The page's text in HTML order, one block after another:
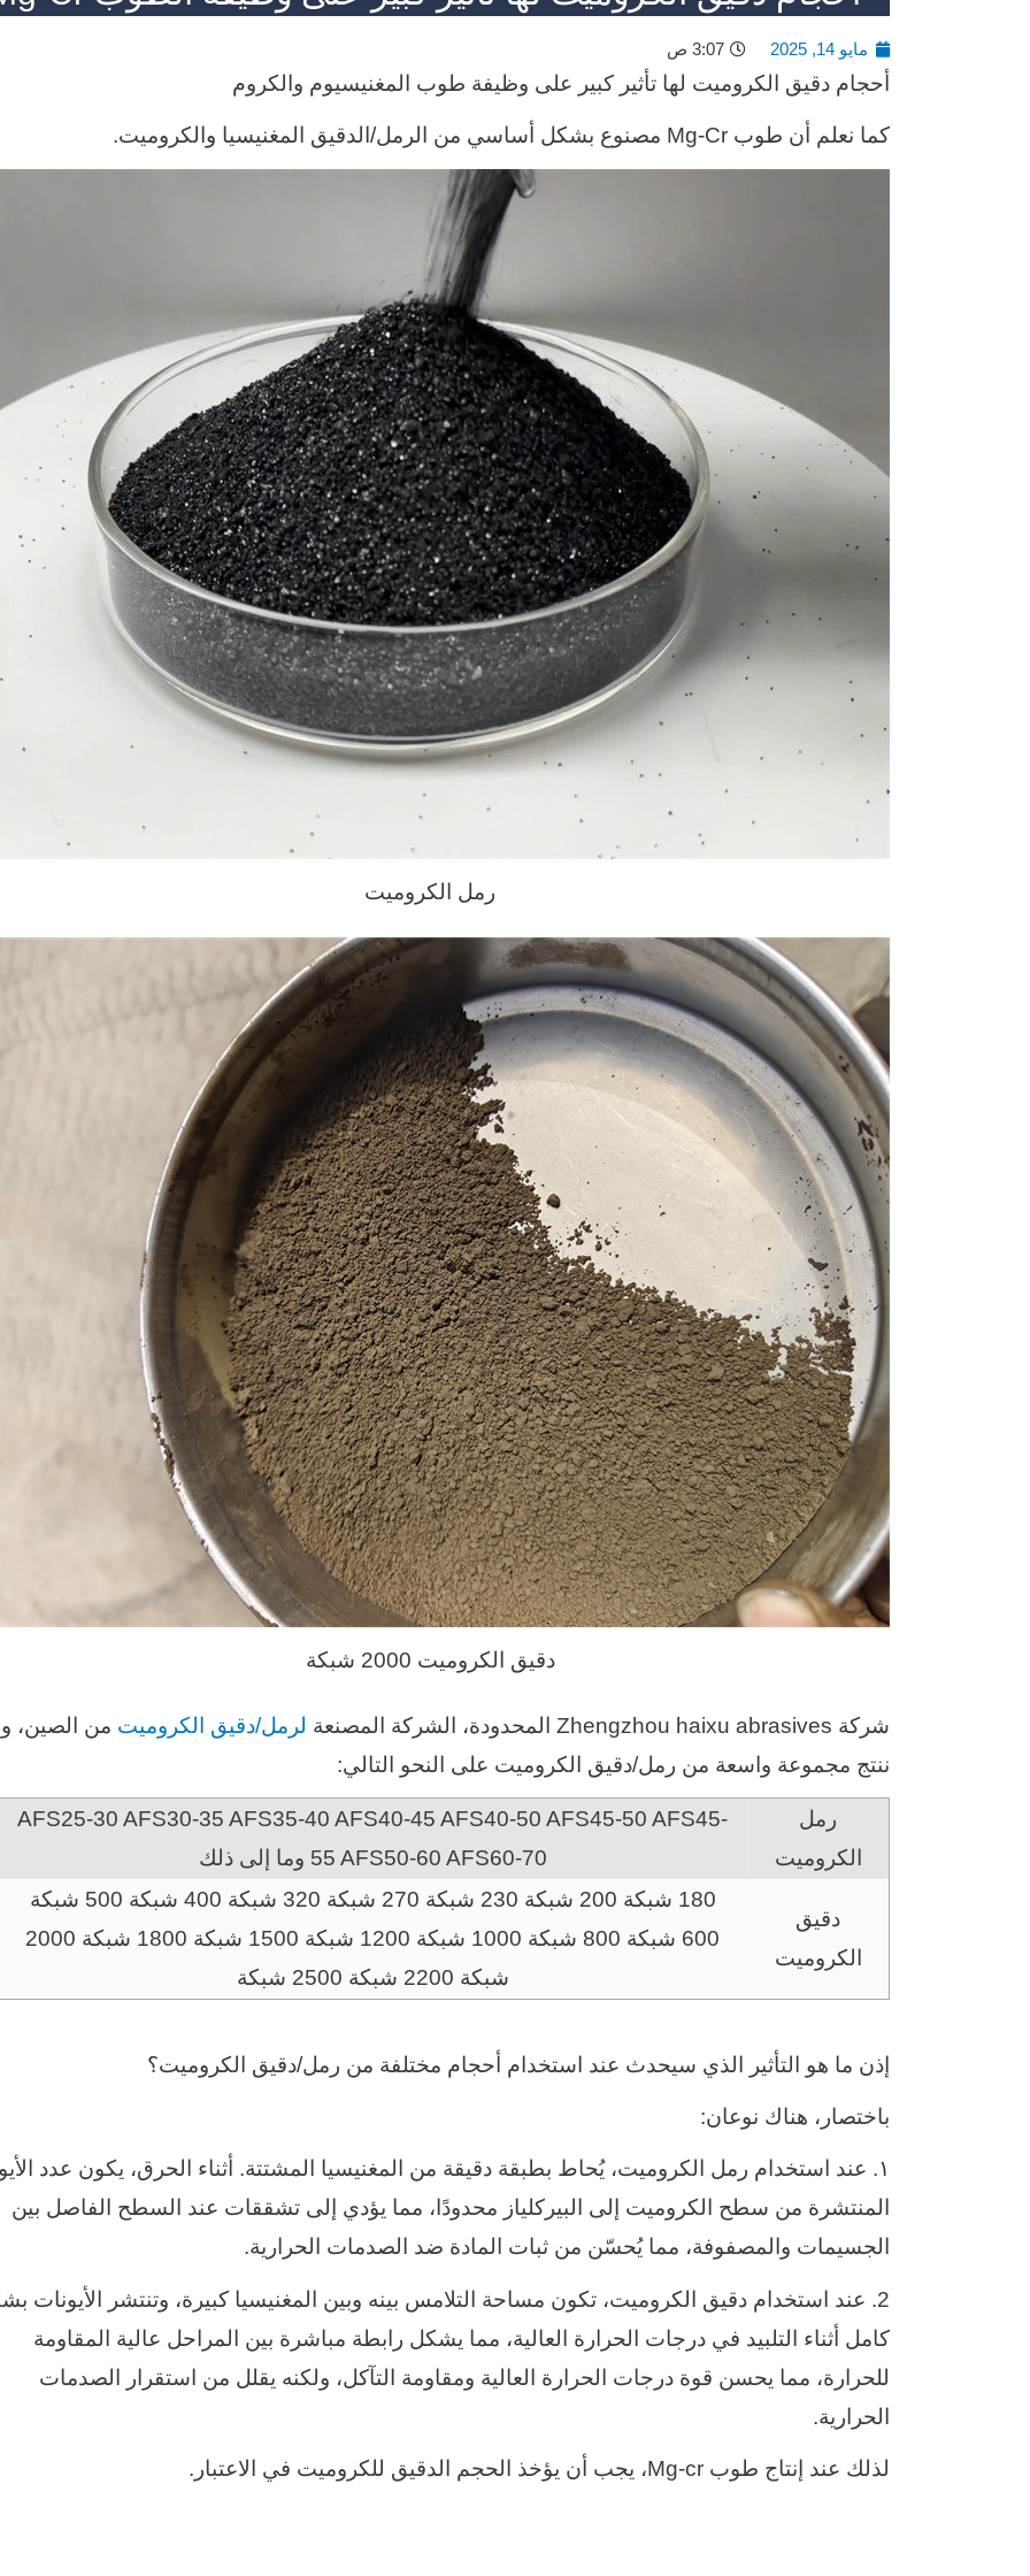
مايو 14, 2025 3:07 ص
أحجام دقيق الكروميت لها تأثير كبير على وظيفة طوب المغنيسيوم والكروم
كما نعلم أن طوب Mg-Cr مصنوع بشكل أساسي من الرمل/الدقيق المغنيسيا والكروميت.
رمل الكروميت
دقيق الكروميت 2000 شبكة
شركة Zhengzhou haixu abrasives المحدودة، الشركة المصنعة لرمل/دقيق الكروميت من الصين،
ننتج مجموعة واسعة من رمل/دقيق الكروميت على النحو التالي:
رمل
الكروميت
AFS25-30 AFS30-35 AFS35-40 AFS40-45 AFS40-50 AFS45-50 AFS45-
55 AFS50-60 AFS60-70 وما إلى ذلك
دقيق
الكروميت
180 شبكة 200 شبكة 230 شبكة 270 شبكة 320 شبكة 400 شبكة 500 شبكة
600 شبكة 800 شبكة 1000 شبكة 1200 شبكة 1500 شبكة 1800 شبكة 2000
شبكة 2200 شبكة 2500 شبكة
إذن ما هو التأثير الذي سيحدث عند استخدام أحجام مختلفة من رمل/دقيق الكروميت؟
باختصار، هناك نوعان:
١. عند استخدام رمل الكروميت، يُحاط بطبقة دقيقة من المغنيسيا المشتتة. أثناء الحرق، يكون عدد
المنتشرة من سطح الكروميت إلى البيركلياز محدودًا، مما يؤدي إلى تشققات عند السطح الفاصل بين
الجسيمات والمصفوفة، مما يُحسّن من ثبات المادة ضد الصدمات الحرارية.
2. عند استخدام دقيق الكروميت، تكون مساحة التلامس بينه وبين المغنيسيا كبيرة، وتنتشر الأيونات
كامل أثناء التلبيد في درجات الحرارة العالية، مما يشكل رابطة مباشرة بين المراحل عالية المقاومة
للحرارة، مما يحسن قوة درجات الحرارة العالية ومقاومة التآكل، ولكنه يقلل من استقرار الصدمات
الحرارية.
لذلك عند إنتاج طوب Mg-cr، يجب أن يؤخذ الحجم الدقيق للكروميت في الاعتبار.